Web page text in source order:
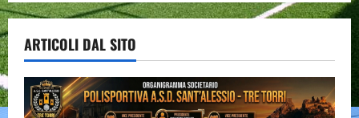
ARTICOLI DAL SITO